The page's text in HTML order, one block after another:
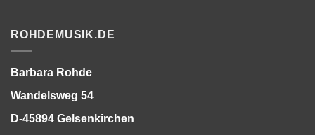
ROHDEMUSIK.DE
Barbara Rohde
Wandelsweg 54
D-45894 Gelsenkirchen